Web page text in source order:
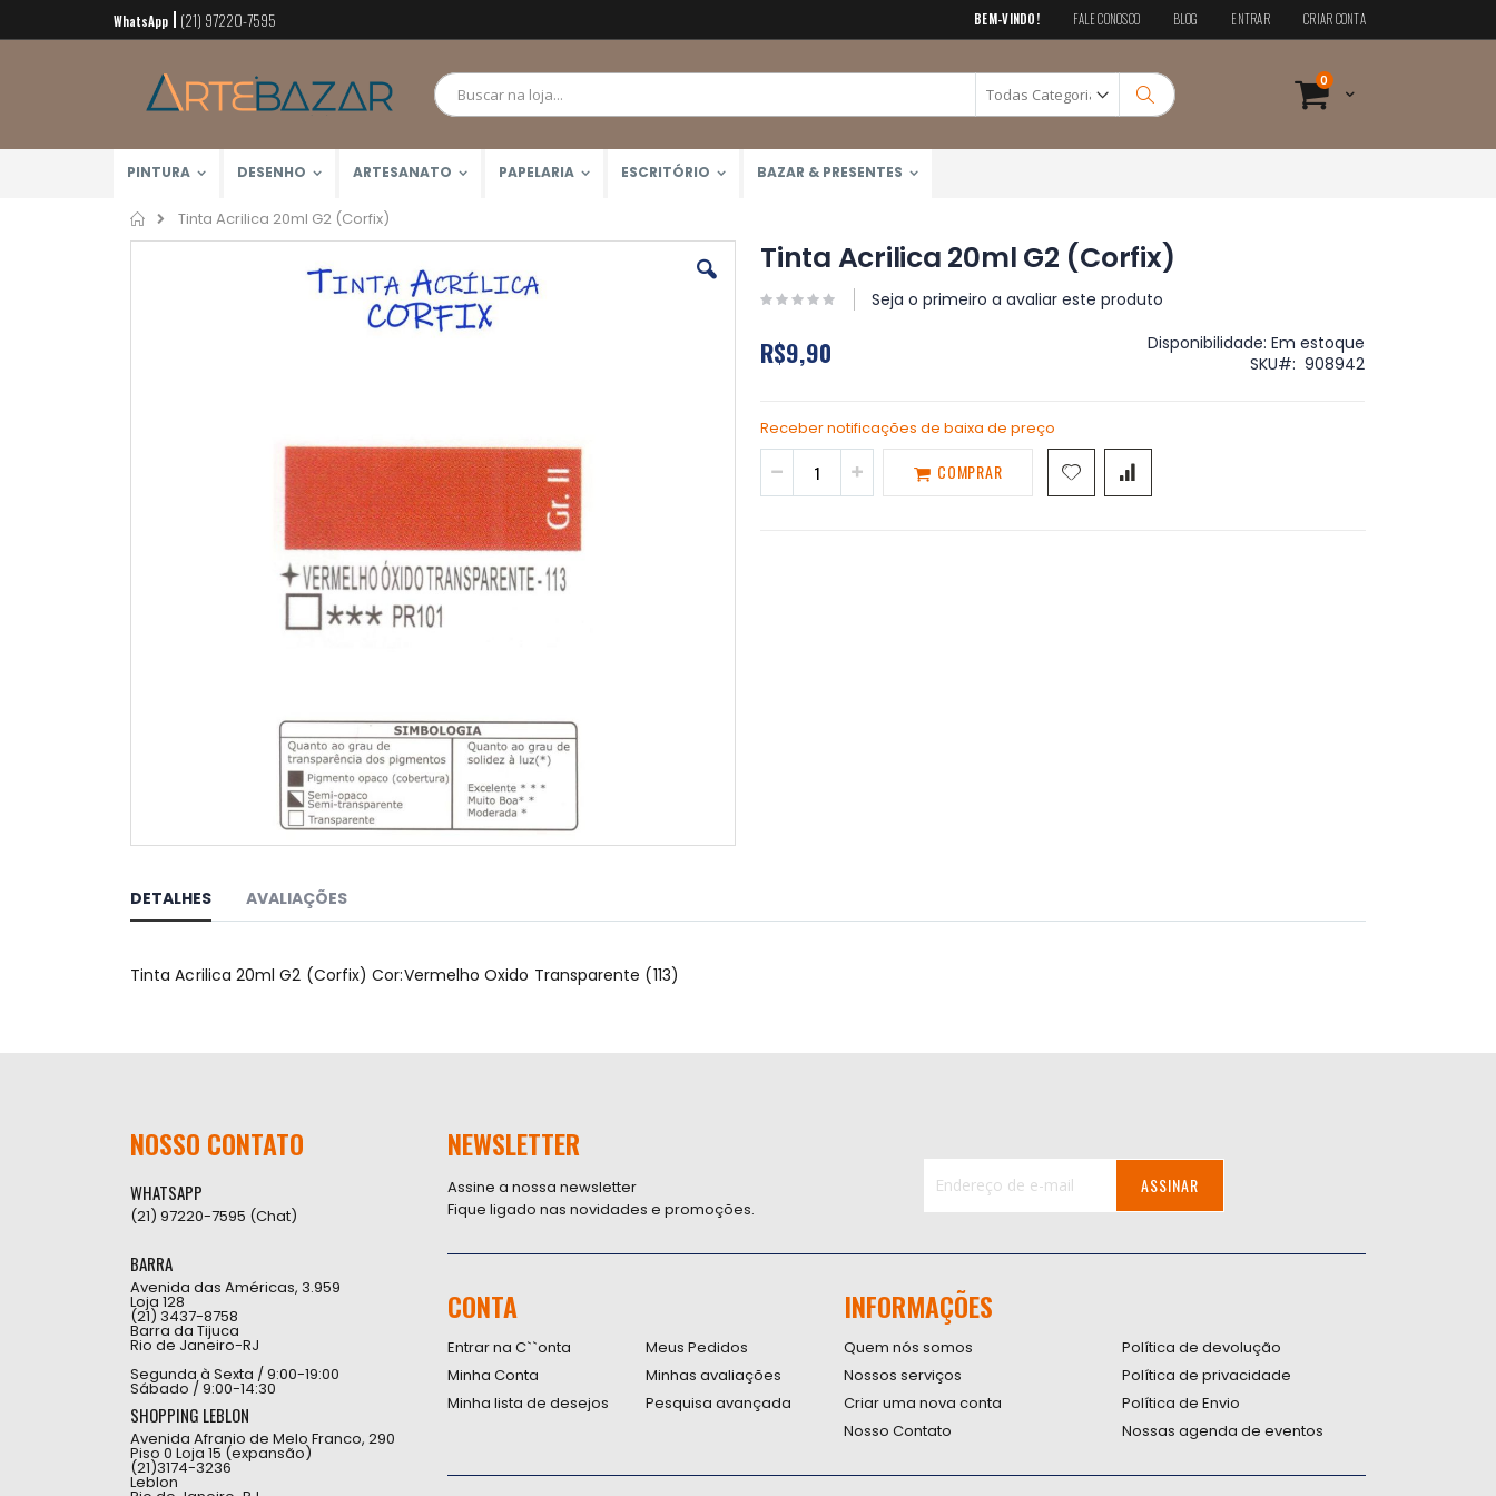
Pular
para
conteúdo
BEM-VINDO! FALE CONOSCO BLOG ENTRAR CRIAR CONTA
Cart
0 itens
Pesquisa
WhatsApp (21) 97220-7595
PINTURA DESENHO ARTESANATO PAPELARIA ESCRITÓRIO BAZAR & PRESENTES
Home
Tinta Acrilica 20ml G2 (Corfix)
Pular
o
início
de
Tinta Acrilica 20ml G2 (Corfix)
Seja o primeiro a avaliar este produto
R$9,90 Disponibilidade: Em estoque
SKU
908942
Receber notificações de baixa de preço
COMPRAR
DETALHES
Tinta Acrilica 20ml G2 (Corfix) Cor:Vermelho Oxido Transparente (113)
AVALIAÇÕES
NOSSO CONTATO
WHATSAPP
(21) 97220-7595 (Chat)
BARRA
Avenida das Américas, 3.959
Loja 128
(21) 3437-8758
Barra da Tijuca
Rio de Janeiro-RJ
Segunda à Sexta / 9:00-19:00
Sábado / 9:00-14:30
SHOPPING LEBLON
Avenida Afranio de Melo Franco, 290
Piso 0 Loja 15 (expansão)
(21)3174-3236
Leblon
NEWSLETTER
Assine a nossa newsletter
Fique ligado nas novidades e promoções.
nossa
Newsletter:
ASSINAR
CONTA
Entrar na C``onta
Minha Conta
Minha lista de desejos
Meus Pedidos
Minhas avaliações
Pesquisa avançada
INFORMAÇÕES
Quem nós somos
Nossos serviços
Criar uma nova conta
Nosso Contato
Política de devolução
Política de privacidade
Política de Envio
Nossas agenda de eventos